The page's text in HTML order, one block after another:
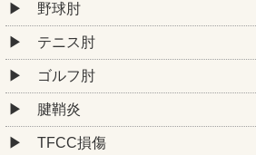
野球肘
テニス肘
ゴルフ肘
腱鞘炎
TFCC損傷